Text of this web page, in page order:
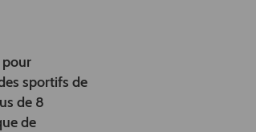
sportifs de
de 8
de